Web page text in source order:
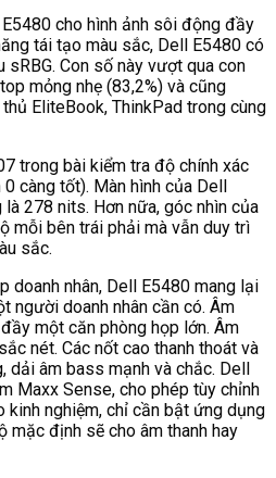
cho hình ảnh sôi động đầy
tái tạo màu sắc, Dell E5480 có
sRBG. Con số này vượt qua con
mỏng nhẹ (83,2%) và cũng
EliteBook, ThinkPad trong cùng
trong bài kiểm tra độ chính xác
càng tốt). Màn hình của Dell
278 nits. Hơn nữa, góc nhìn của
mỗi bên trái phải mà vẫn duy trì
sắc.
doanh nhân, Dell E5480 mang lại
người doanh nhân cần có. Âm
một căn phòng họp lớn. Âm
nét. Các nốt cao thanh thoát và
dải âm bass mạnh và chắc. Dell
Maxx Sense, cho phép tùy chỉnh
kinh nghiệm, chỉ cần bật ứng dụng
mặc định sẽ cho âm thanh hay